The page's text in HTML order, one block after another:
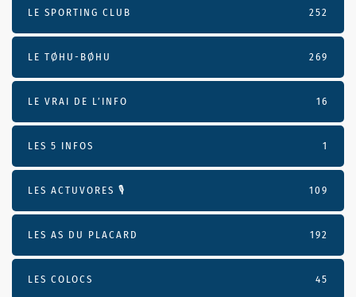
LE SPORTING CLUB 252
LE TØHU-BØHU 269
LE VRAI DE L’INFO 16
LES 5 INFOS 1
LES ACTUVORES 🎙 109
LES AS DU PLACARD 192
LES COLOCS 45